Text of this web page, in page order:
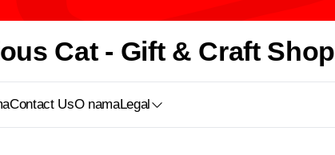
Cat - Gift & Craft Shop
Contact UsO namaLegal